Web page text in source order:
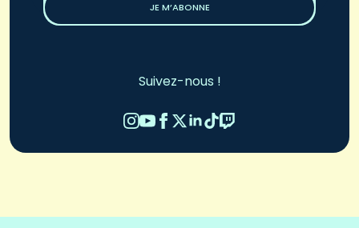
JE M’ABONNE
Suivez-nous !